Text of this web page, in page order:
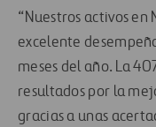
“Nuestros activos
excelente
meses del año. La
resultados por la
gracias a unas